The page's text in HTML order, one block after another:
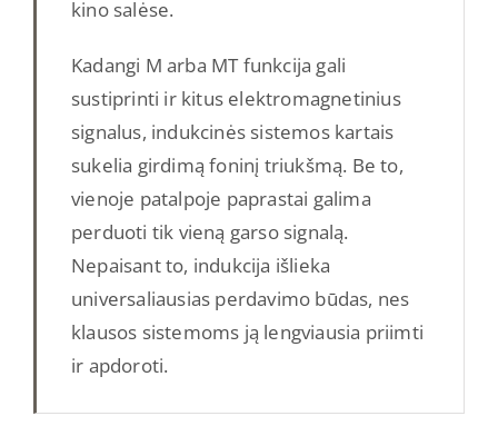
kino salėse.
Kadangi M arba MT funkcija gali
sustiprinti ir kitus elektromagnetinius
signalus, indukcinės sistemos kartais
sukelia girdimą foninį triukšmą. Be to,
vienoje patalpoje paprastai galima
perduoti tik vieną garso signalą.
Nepaisant to, indukcija išlieka
universaliausias perdavimo būdas, nes
klausos sistemoms ją lengviausia priimti
ir apdoroti.